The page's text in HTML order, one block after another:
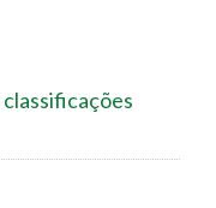
classificações